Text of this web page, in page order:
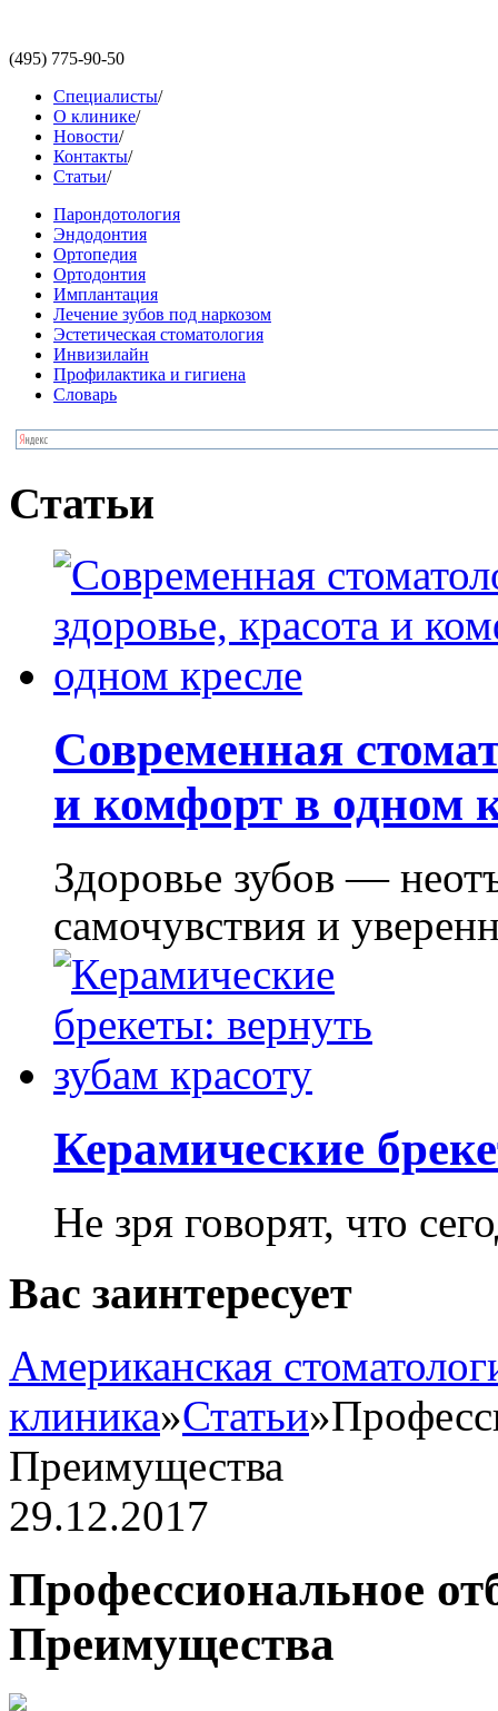
(495) 775-90-50
Специалисты/
О клинике/
Новости/
Контакты/
Статьи/
Парондотология
Эндодонтия
Ортопедия
Ортодонтия
Имплантация
Лечение зубов под наркозом
Эстетическая стоматология
Инвизилайн
Профилактика и гигиена
Словарь
Статьи
Современная
и комфорт в одном
Здоровье зубов —
самочувствия и
Керамические
Не зря говорят, что
Вас заинтересует
Американская
клиника»Статьи»
Преимущества
29.12.2017
Профессиональное
Преимущества